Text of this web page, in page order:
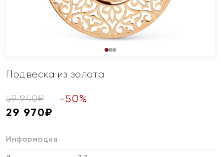
Подвеска из золота
59 940₽ -50%
29 970₽
Информация